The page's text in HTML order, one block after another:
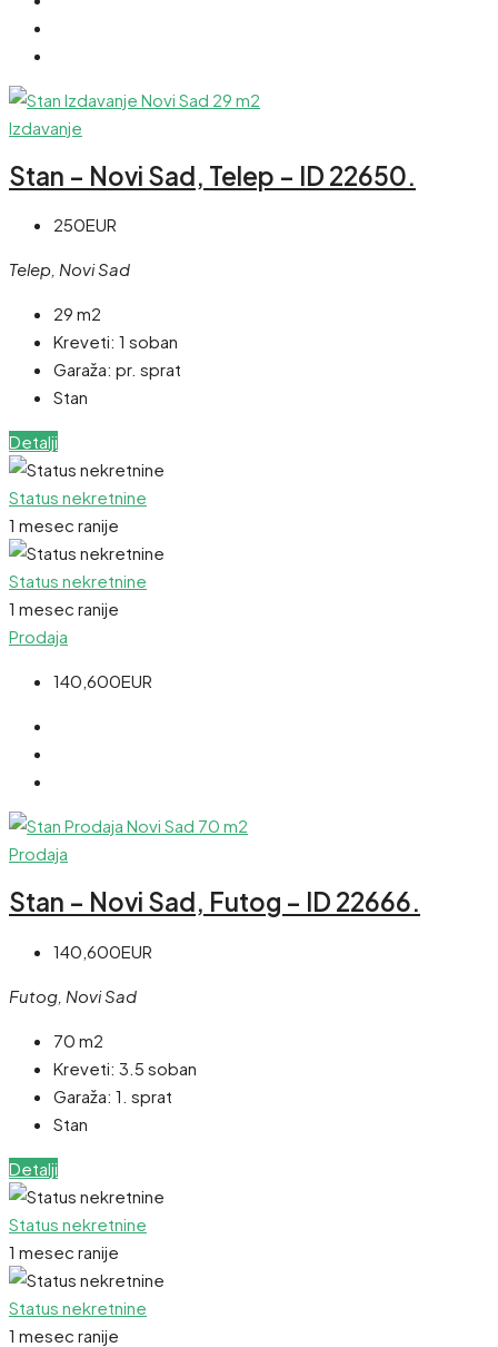
Izdavanje
Stan – Novi Sad, Telep – ID 22650.
250EUR
Telep, Novi Sad
29 m2
Kreveti: 1 soban
Garaža: pr. sprat
Stan
Detalji
Status nekretnine
1 mesec ranije
Status nekretnine
1 mesec ranije
Prodaja
140,600EUR
Prodaja
Stan – Novi Sad, Futog – ID 22666.
140,600EUR
Futog, Novi Sad
70 m2
Kreveti: 3.5 soban
Garaža: 1. sprat
Stan
Detalji
Status nekretnine
1 mesec ranije
Status nekretnine
1 mesec ranije